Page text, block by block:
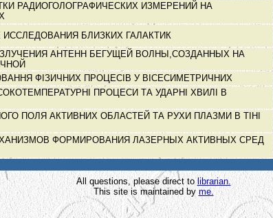
РАДИОГОЛОГРАФИЧЕСКИХ ИЗМЕРЕНИЙ НА
БЛИЗКИХ ГАЛАКТИК
АНТЕНН БЕГУЩЕЙ ВОЛНЫ,СОЗДАННЫХ НА
ФІЗИЧНИХ ПРОЦЕСІВ У ВІСЕСИМЕТРИЧНИХ
ПРОЦЕСИ ТА УДАРНІ ХВИЛІ В
ПОЛЯ АКТИВНИХ ОБЛАСТЕЙ ТА РУХИ ПЛАЗМИ В ТІНІ
ФОРМИРОВАНИЯ ЛАЗЕРНЫХ АКТИВНЫХ СРЕД
All questions, please direct tolibrarian.
This site is maintained by me.